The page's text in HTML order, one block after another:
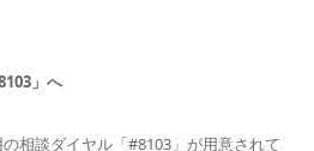
」へ
相談ダイヤル「#8103」が用意されて